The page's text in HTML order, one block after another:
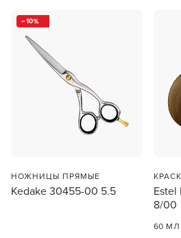
10
НОЖНИЦЫ ПРЯМЫЕ
Kedake 30455-00 5.5
Estel
8/00
60 МЛ
В новом приложении RedHare
смотреть товары и оформлять
намного быстрее!
УСТАНОВИТЬ ИЗ